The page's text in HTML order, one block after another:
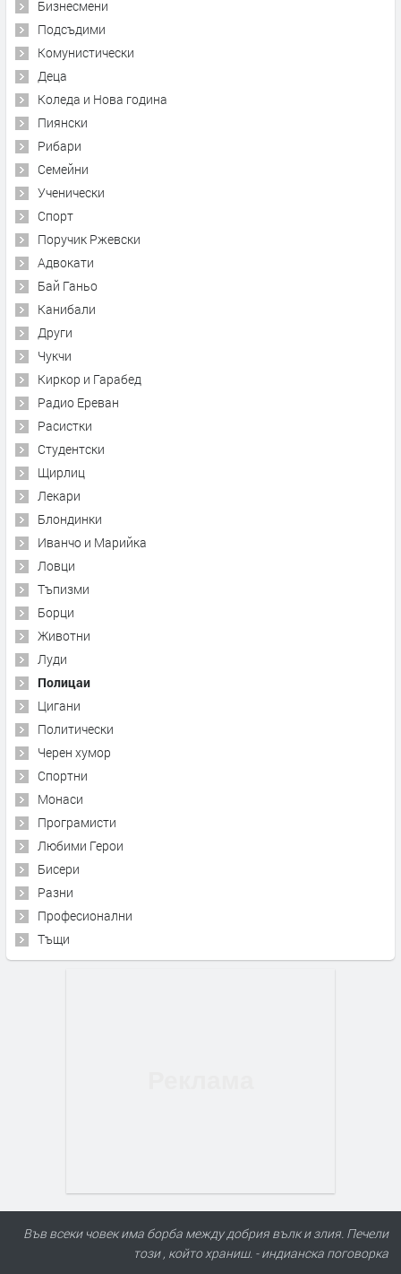
Бизнесмени
Подсъдими
Комунистически
Деца
Коледа и Нова година
Пиянски
Рибари
Семейни
Ученически
Спорт
Поручик Ржевски
Адвокати
Бай Ганьо
Канибали
Други
Чукчи
Киркор и Гарабед
Радио Ереван
Расистки
Студентски
Щирлиц
Лекари
Блондинки
Иванчо и Марийка
Ловци
Тъпизми
Борци
Животни
Луди
Полицаи
Цигани
Политически
Черен хумор
Спортни
Монаси
Програмисти
Любими Герои
Бисери
Разни
Професионални
Тъщи
Във всеки човек има борба между добрия вълк и злия. Печели
този , който храниш. - индианска поговорка